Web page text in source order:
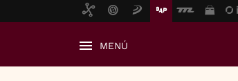
MENÚ